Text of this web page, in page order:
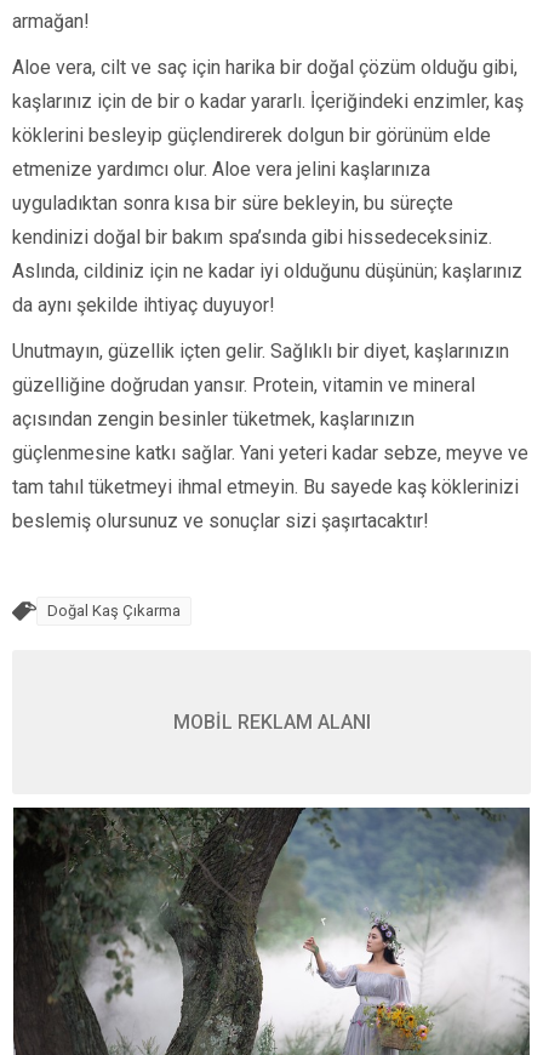
armağan!
Aloe vera, cilt ve saç için harika bir doğal çözüm olduğu gibi,
kaşlarınız için de bir o kadar yararlı. İçeriğindeki enzimler, kaş
köklerini besleyip güçlendirerek dolgun bir görünüm elde
etmenize yardımcı olur. Aloe vera jelini kaşlarınıza
uyguladıktan sonra kısa bir süre bekleyin, bu süreçte
kendinizi doğal bir bakım spa’sında gibi hissedeceksiniz.
Aslında, cildiniz için ne kadar iyi olduğunu düşünün; kaşlarınız
da aynı şekilde ihtiyaç duyuyor!
Unutmayın, güzellik içten gelir. Sağlıklı bir diyet, kaşlarınızın
güzelliğine doğrudan yansır. Protein, vitamin ve mineral
açısından zengin besinler tüketmek, kaşlarınızın
güçlenmesine katkı sağlar. Yani yeteri kadar sebze, meyve ve
tam tahıl tüketmeyi ihmal etmeyin. Bu sayede kaş köklerinizi
beslemiş olursunuz ve sonuçlar sizi şaşırtacaktır!
Doğal Kaş Çıkarma
MOBİL REKLAM ALANI